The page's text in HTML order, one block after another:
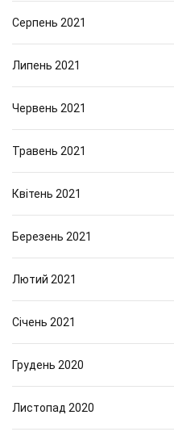
Серпень 2021
Липень 2021
Червень 2021
Травень 2021
Квітень 2021
Березень 2021
Лютий 2021
Січень 2021
Грудень 2020
Листопад 2020